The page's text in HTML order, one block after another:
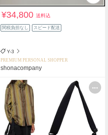
¥34,800送料込
関税負担なし スピード配送
Y-3
PREMIUM PERSONAL SHOPPER
shonacompany